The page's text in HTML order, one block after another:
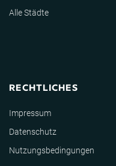
Alle Städte
RECHTLICHES
Impressum
Datenschutz
Nutzungsbedingungen